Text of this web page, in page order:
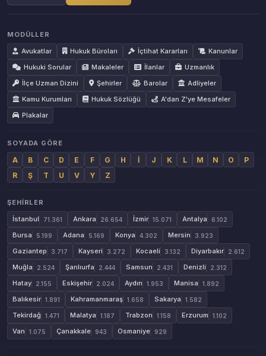
MODÜLLER
Avukatlar
Hukuk Büroları İçtihat Kararları
Kanunlar
Hukuki Sorular
Makaleler İlanlar
Uzmanlık
İlçe Uzman Dizini
Şehirler Barolar
Adliyeler
Kamu Kurumları
Hukuk Sözlüğü
A'dan Z'ye Mesafeler
Plakalar
SOYADA GÖRE
A B C D E F G H İ J K L M N O
P
R
Ş T U V Y Z
ŞEHIRLER
İstanbul
71.361 Ankara 26.654 İzmir 15.071 Antalya 6.102
Bursa 5.199 Adana 5.169 Konya 4.302 Mersin 3.923
Gaziantep 3.717 Kayseri 3.272 Kocaeli 3.132 Diyarbakır 2.612
Muğla 2.524 Şanlıurfa 2.444 Samsun 2.431 Denizli 2.312
Hatay 2.155 Eskişehir 2.024 Aydın 1.953 Manisa 1.892
Balıkesir 1.891 Kahramanmaraş 1.658 Sakarya 1.582
Tekirdağ 1.471 Malatya 1.187 Trabzon 1.158 Erzurum 1.102
Van 1.075 Çanakkale 943 Osmaniye 929